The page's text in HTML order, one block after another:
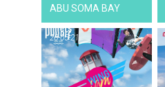
ABU SOMA BAY
26-05-21